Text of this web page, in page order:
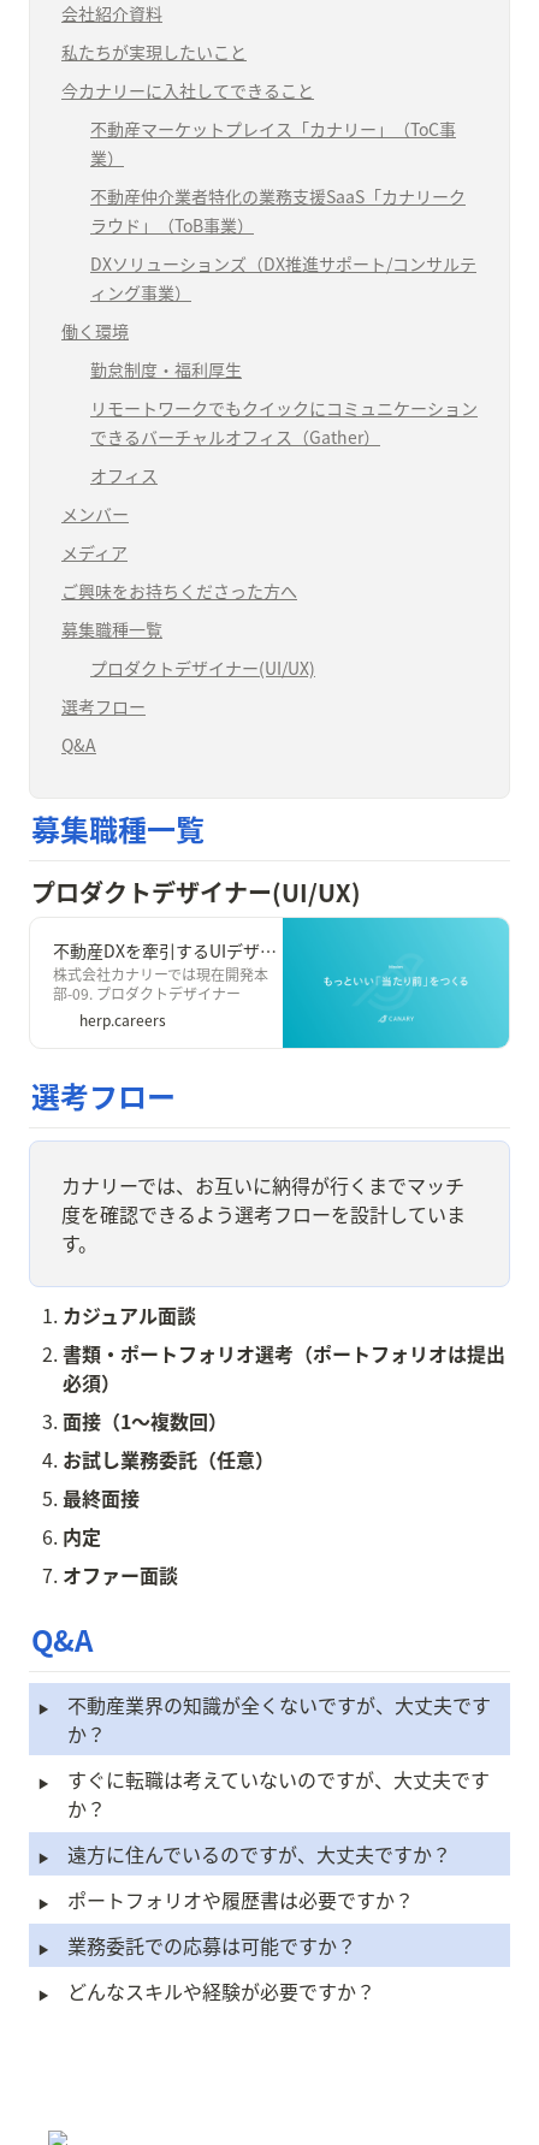
会社紹介資料
私たちが実現したいこと
今カナリーに入社してできること
不動産マーケットプレイス「カナリー」（ToC事
業）
不動産仲介業者特化の業務支援SaaS「カナリーク
ラウド」（ToB事業）
DXソリューションズ（DX推進サポート/コンサルテ
ィング事業）
働く環境
勤怠制度・福利厚生
リモートワークでもクイックにコミュニケーション
できるバーチャルオフィス（Gather）
オフィス
メンバー
メディア
ご興味をお持ちくださった方へ
募集職種一覧
プロダクトデザイナー(UI/UX)
選考フロー
Q&A
募集職種一覧
プロダクトデザイナー(UI/UX)
不動産DXを牽引するUIデザイナー募集！ - 株式会社カナリー
株式会社カナリーでは現在開発本
部-09. プロダクトデザイナー
(UI/UX)を募集しています。
herp.careers
選考フロー
カナリーでは、お互いに納得が行くまでマッチ
度を確認できるよう選考フローを設計していま
す。
カジュアル面談
書類・ポートフォリオ選考（ポートフォリオは提出
必須）
面接（1〜複数回）
お試し業務委託（任意）
最終面接
内定
オファー面談
Q&A
‣
不動産業界の知識が全くないですが、大丈夫です
か？
‣
すぐに転職は考えていないのですが、大丈夫です
か？
‣ 遠方に住んでいるのですが、大丈夫ですか？
‣ ポートフォリオや履歴書は必要ですか？
‣ 業務委託での応募は可能ですか？
‣ どんなスキルや経験が必要ですか？